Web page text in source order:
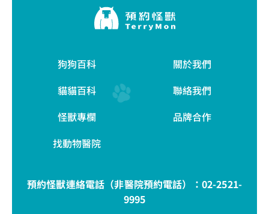
狗狗百科
貓貓百科
怪獸專欄
找動物醫院
關於我們
聯絡我們
品牌合作
預約怪獸連絡電話（非醫院預約電話）： 02-2521-
9995